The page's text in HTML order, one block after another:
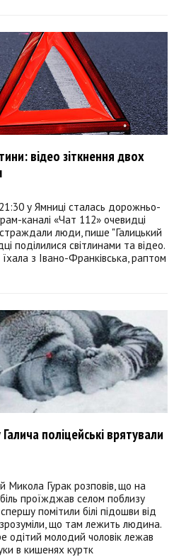
відео зіткнення двох
у Ямниці сталась дорожньо-
каналі «Чат 112» очевидці
люди, пише "Галицький
поділилися світлинами та відео.
з Івано-Франківська, раптом
поліцейські врятували
Микола Гурак розповів, що на
проїжджав селом поблизу
помітили білі підошви від
що там лежить людина.
одітий молодий чоловік лежав
в кишенях куртк